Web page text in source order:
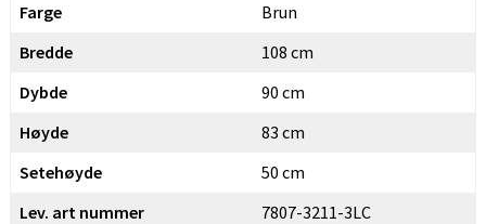
Farge
Brun
Bredde
108 cm
Dybde
90 cm
Høyde
83 cm
Setehøyde
50 cm
Lev. art nummer
7807-3211-3LC